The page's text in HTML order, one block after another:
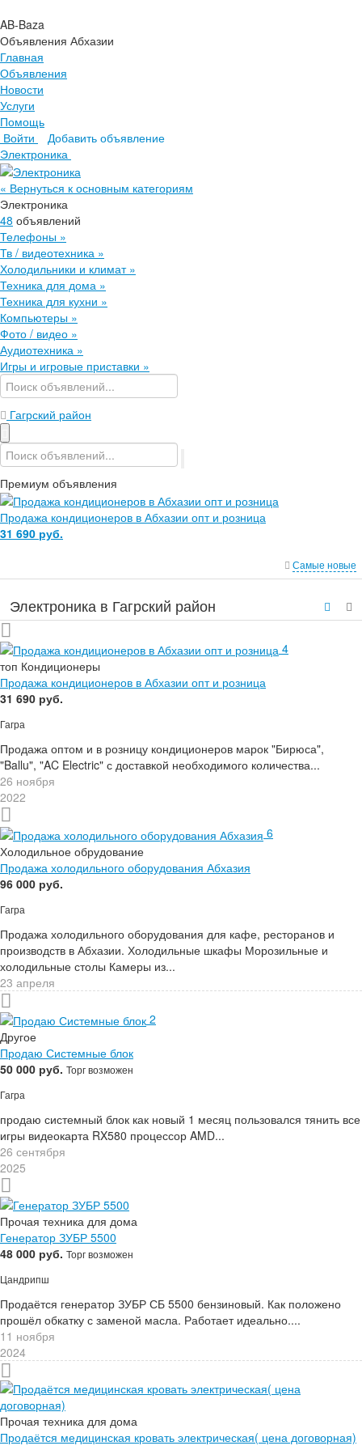
AB-Baza
Объявления Абхазии
Главная
Объявления
Новости
Услуги
Помощь
Войти
Добавить объявление
Главная
Объявления
Новости
Услуги
Помощь
Электроника
« Вернуться к основным категориям
Электроника
48 объявлений
Телефоны »
Тв / видеотехника »
Холодильники и климат»
Техника для дома »
Техника для кухни »
Компьютеры »
Фото / видео »
Аудиотехника »
Игры и игровые приставки »
Гагрский район
Премиум объявления
Продажа кондиционеров в Абхазии опт и розница
31 690 руб.
Самые новые
Электроника в Гагрский район
4
топ Кондиционеры
Продажа кондиционеров в Абхазии опт и розница
31 690 руб.
Гагра
Продажа оптом и в розницу кондиционеров марок "Бирюса",
"Ballu", "AC Electric" с доставкой необходимого количества...
26 ноября
2022
6
Холодильное обрудование
Продажа холодильного оборудования Абхазия
96 000 руб.
Гагра
Продажа холодильного оборудования для кафе, ресторанов и
производств в Абхазии. Холодильные шкафы Морозильные и
холодильные столы Камеры из...
23 апреля
2
Другое
Продаю Системные блок
50 000 руб. Торг возможен
Гагра
продаю системный блок как новый 1 месяц пользовался тянить все
игры видеокарта RX580 процессор AMD...
26 сентября
2025
Прочая техника для дома
Генератор ЗУБР 5500
48 000 руб. Торг возможен
Цандрипш
Продаётся генератор ЗУБР СБ 5500 бензиновый. Как положено
прошёл обкатку с заменой масла. Работает идеально....
11 ноября
2024
Прочая техника для дома
Продаётся медицинская кровать электрическая( цена договорная)